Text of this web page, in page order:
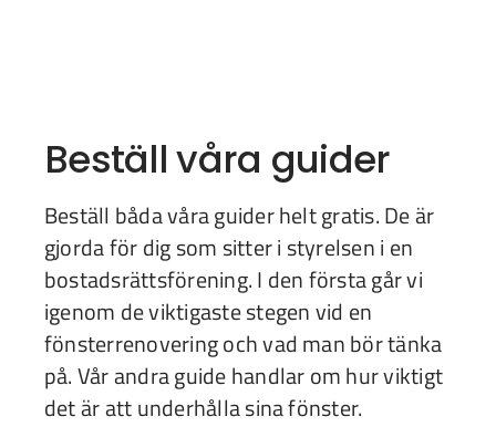
Beställ våra guider
Beställ båda våra guider helt gratis. De är
gjorda för dig som sitter i styrelsen i en
bostadsrättsförening. I den första går vi
igenom de viktigaste stegen vid en
fönsterrenovering och vad man bör tänka
på. Vår andra guide handlar om hur viktigt
det är att underhålla sina fönster.